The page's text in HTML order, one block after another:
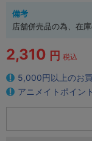
備考
店舗併売品の為、在
2,310 円 税込
5,000円以上のお
アニメイトポイン